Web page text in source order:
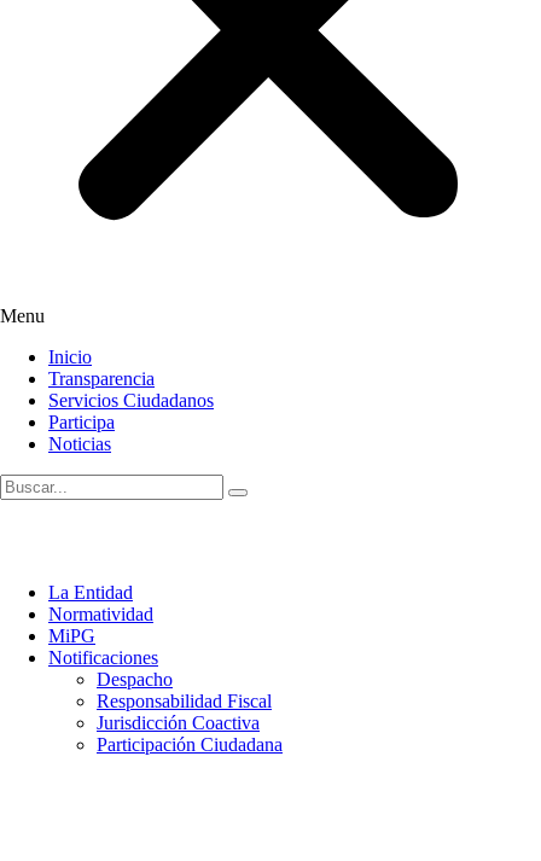
Menu
Inicio
Transparencia
Servicios Ciudadanos
Participa
Noticias
La Entidad
Normatividad
MiPG
Notificaciones
Despacho
Responsabilidad Fiscal
Jurisdicción Coactiva
Participación Ciudadana